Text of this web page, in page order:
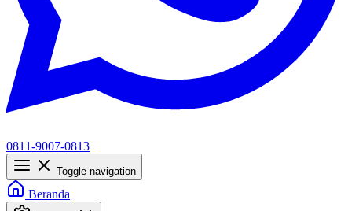
0811-9007-0813
Toggle navigation
Beranda